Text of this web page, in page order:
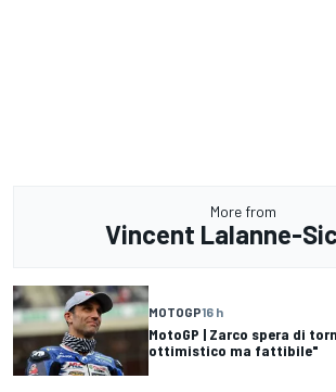
More from
Vincent Lalanne-
MOTOGP16 h
MotoGP | Zarco spera di
ottimistico ma fattibile"